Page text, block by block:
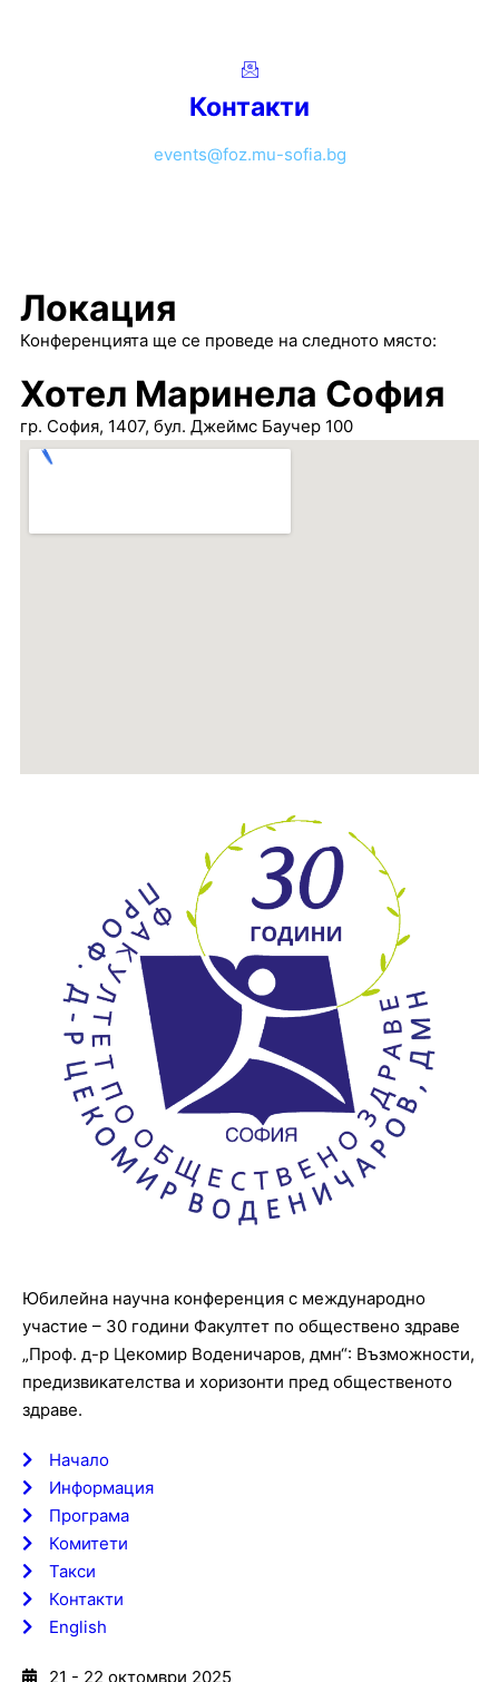
Контакти
events@foz.mu-sofia.bg
Локация
Конференцията ще се проведе на следното място:
Хотел Маринела София
гр. София, 1407, бул. Джеймс Баучер 100
Юбилейнa научна конференция с международно
участие – 30 години Факултет по обществено здраве
„Проф. д-р Цекомир Воденичаров, дмн“: Възможности,
предизвикателства и хоризонти пред общественото
здраве.
Начало
Информация
Програма
Комитети
Такси
Контакти
English
21 - 22 октомври 2025